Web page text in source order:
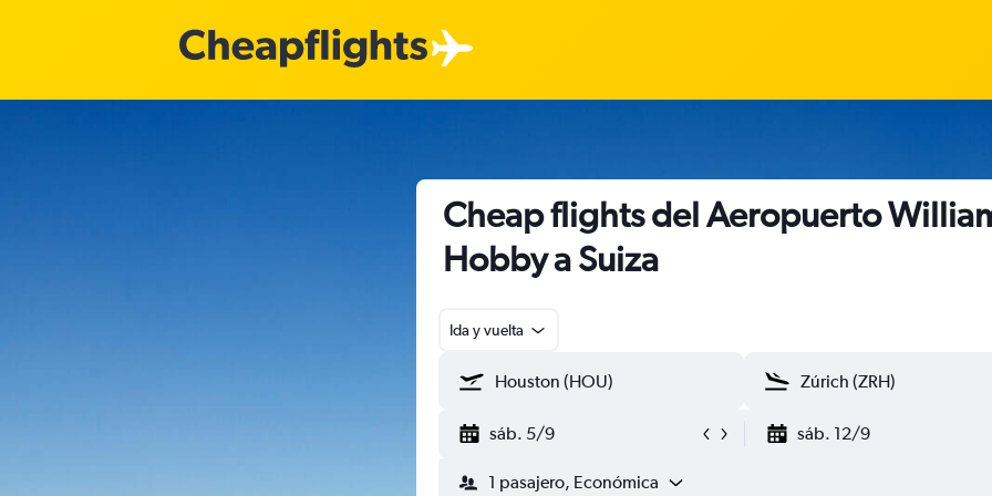
Cheap flights del Aeropuerto
Hobby a Suiza
Ida y vuelta
sáb. 5/9 sáb. 12/9
1 pasajero, Económica